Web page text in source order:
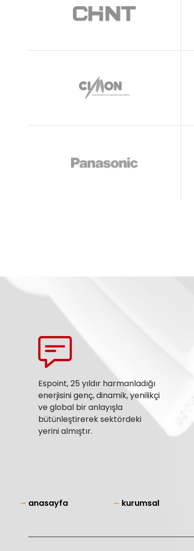
Espoint, 25 yıldır harmanladığı
enerjisini genç, dinamik, yenilikçi
ve global bir anlayışla
bütünleştirerek sektördeki
yerini almıştır.
anasayfa kurumsal